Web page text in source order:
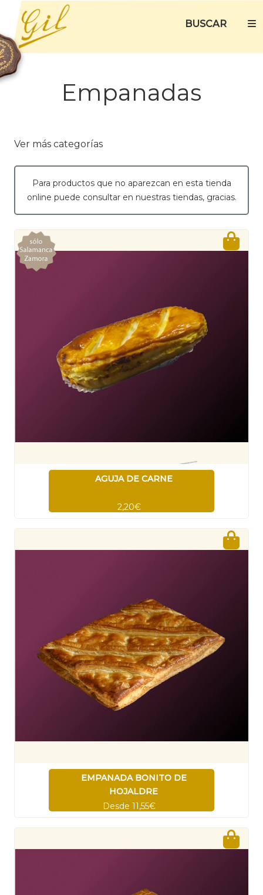
BUSCAR
Empanadas
Ver más categorías
Para productos que no aparezcan en esta tienda
online puede consultar en nuestras tiendas, gracias.
AGUJA DE CARNE
2,20€
EMPANADA BONITO DE
HOJALDRE
Desde 11,55€